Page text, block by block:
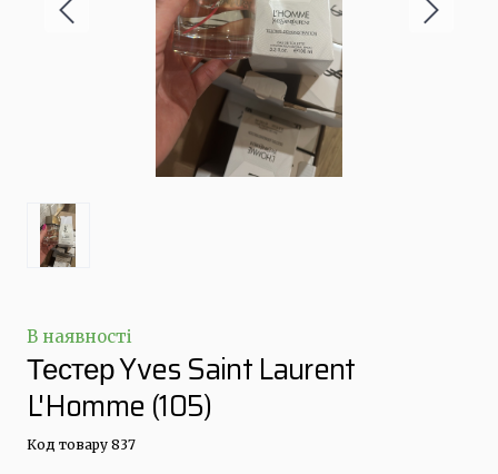
В наявності
Тестер Yves Saint Laurent
L'Homme (105)
Код товару 837